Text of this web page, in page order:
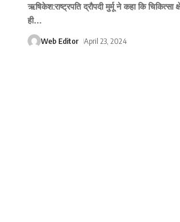
ऋषिकेश:राष्ट्रपति द्रौपदी मुर्मू ने कहा कि
ही…
Web Editor April 23, 2024